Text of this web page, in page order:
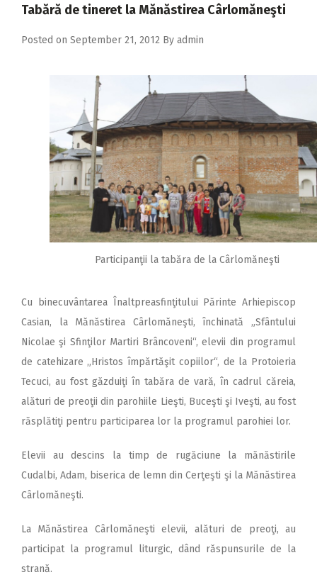
2018
Tabără de tineret la Mănăstirea Cârlomăneşti
Posted on September 21, 2012 By admin
Participanţii la tabăra de la Cârlomăneşti
Cu binecuvântarea Înaltpreasfinţitului Părinte Arhiepiscop
Casian, la Mănăstirea Cârlomăneşti, închinată „Sfântului
Nicolae şi Sfinţilor Martiri Brâncoveni“, elevii din programul
de catehizare „Hristos împărtăşit copiilor“, de la Protoieria
Tecuci, au fost găzduiţi în tabăra de vară, în cadrul căreia,
alături de preoţii din parohiile Lieşti, Buceşti şi Iveşti, au fost
răsplătiţi pentru participarea lor la programul parohiei lor.
Elevii au descins la timp de rugăciune la mănăstirile
Cudalbi, Adam, biserica de lemn din Cerţeşti şi la Mănăstirea
Cârlomăneşti.
La Mănăstirea Cârlomăneşti elevii, alături de preoţi, au
participat la programul liturgic, dând răspunsurile de la
strană.